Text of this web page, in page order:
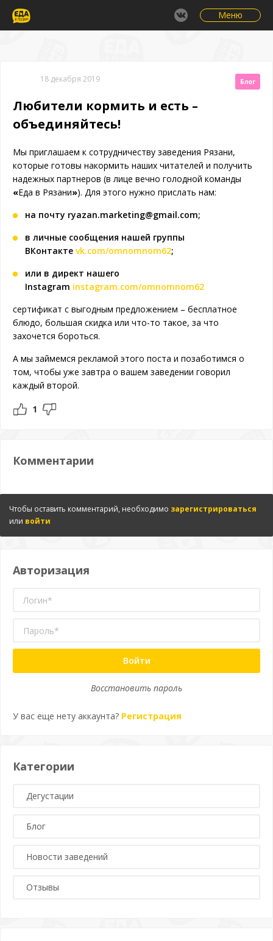
Меню
18 декабря 2019 Блог
Любители кормить и есть –
объединяйтесь!
Мы приглашаем к сотрудничеству заведения Рязани,
которые готовы накормить наших читателей и получить
надежных партнеров (в лице вечно голодной команды
«Еда в Рязани»). Для этого нужно прислать нам:
на почту ryazan.marketing@gmail.com;
в личные сообщения нашей группы
ВКонтакте vk.com/omnomnom62;
или в директ нашего
Instagram instagram.com/omnomnom62
сертификат с выгодным предложением – бесплатное
блюдо, большая скидка или что-то такое, за что
захочется бороться.
А мы займемся рекламой этого поста и позаботимся о
том, чтобы уже завтра о вашем заведении говорил
каждый второй.
1
Комментарии
Чтобы оставить комментарий, необходимо зарегистрироваться
или войти
Авторизация
Войти
Восстановить пароль
У вас еще нету аккаунта? Регистрация
Категории
Дегустации
Блог
Новости заведений
Отзывы